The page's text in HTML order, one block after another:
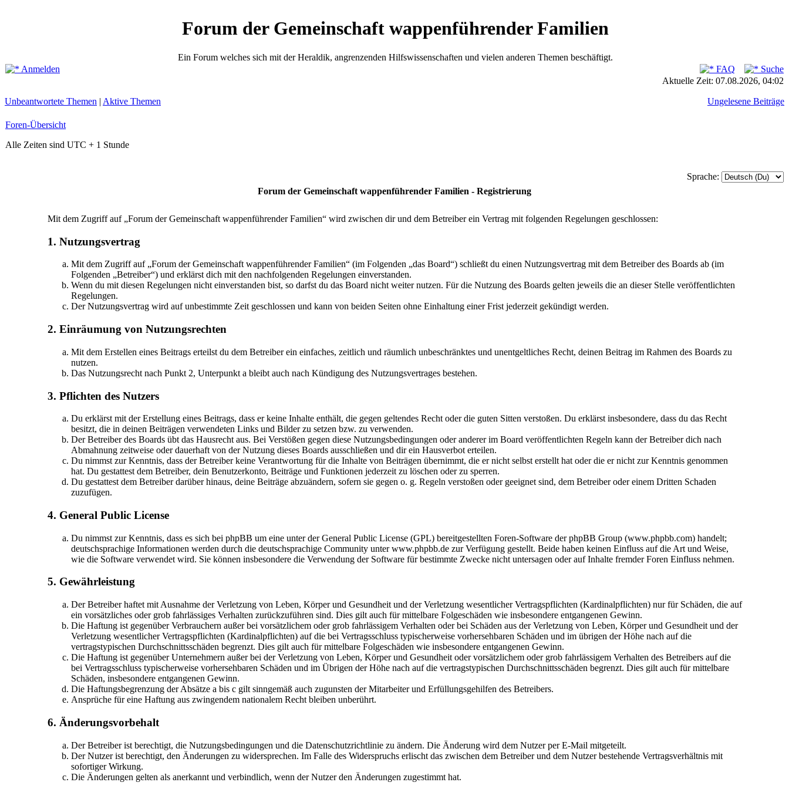
Forum der Gemeinschaft wappenführender Familien
Ein Forum welches sich mit der Heraldik, angrenzenden Hilfswissenschaften und vielen anderen Themen beschäftigt.
Anmelden
FAQ
Suche
Aktuelle Zeit: 07.08.2026, 04:02
Unbeantwortete Themen | Aktive Themen Ungelesene Beiträge
Foren-Übersicht
Alle Zeiten sind UTC + 1 Stunde
Sprache:
Forum der Gemeinschaft wappenführender Familien - Registrierung
Mit dem Zugriff auf „Forum der Gemeinschaft wappenführender Familien“ wird zwischen dir und dem Betreiber ein Vertrag mit folgenden Regelungen geschlossen:
1. Nutzungsvertrag
Mit dem Zugriff auf „Forum der Gemeinschaft wappenführender Familien“ (im Folgenden „das Board“) schließt du einen Nutzungsvertrag mit dem Betreiber des Boards ab (im
Folgenden „Betreiber“) und erklärst dich mit den nachfolgenden Regelungen einverstanden.
Wenn du mit diesen Regelungen nicht einverstanden bist, so darfst du das Board nicht weiter nutzen. Für die Nutzung des Boards gelten jeweils die an dieser Stelle veröffentlichten
Regelungen.
Der Nutzungsvertrag wird auf unbestimmte Zeit geschlossen und kann von beiden Seiten ohne Einhaltung einer Frist jederzeit gekündigt werden.
2. Einräumung von Nutzungsrechten
Mit dem Erstellen eines Beitrags erteilst du dem Betreiber ein einfaches, zeitlich und räumlich unbeschränktes und unentgeltliches Recht, deinen Beitrag im Rahmen des Boards zu
nutzen.
Das Nutzungsrecht nach Punkt 2, Unterpunkt a bleibt auch nach Kündigung des Nutzungsvertrages bestehen.
3. Pflichten des Nutzers
Du erklärst mit der Erstellung eines Beitrags, dass er keine Inhalte enthält, die gegen geltendes Recht oder die guten Sitten verstoßen. Du erklärst insbesondere, dass du das Recht
besitzt, die in deinen Beiträgen verwendeten Links und Bilder zu setzen bzw. zu verwenden.
Der Betreiber des Boards übt das Hausrecht aus. Bei Verstößen gegen diese Nutzungsbedingungen oder anderer im Board veröffentlichten Regeln kann der Betreiber dich nach
Abmahnung zeitweise oder dauerhaft von der Nutzung dieses Boards ausschließen und dir ein Hausverbot erteilen.
Du nimmst zur Kenntnis, dass der Betreiber keine Verantwortung für die Inhalte von Beiträgen übernimmt, die er nicht selbst erstellt hat oder die er nicht zur Kenntnis genommen
hat. Du gestattest dem Betreiber, dein Benutzerkonto, Beiträge und Funktionen jederzeit zu löschen oder zu sperren.
Du gestattest dem Betreiber darüber hinaus, deine Beiträge abzuändern, sofern sie gegen o. g. Regeln verstoßen oder geeignet sind, dem Betreiber oder einem Dritten Schaden
zuzufügen.
4. General Public License
Du nimmst zur Kenntnis, dass es sich bei phpBB um eine unter der General Public License (GPL) bereitgestellten Foren-Software der phpBB Group (www.phpbb.com) handelt;
deutschsprachige Informationen werden durch die deutschsprachige Community unter www.phpbb.de zur Verfügung gestellt. Beide haben keinen Einfluss auf die Art und Weise,
wie die Software verwendet wird. Sie können insbesondere die Verwendung der Software für bestimmte Zwecke nicht untersagen oder auf Inhalte fremder Foren Einfluss nehmen.
5. Gewährleistung
Der Betreiber haftet mit Ausnahme der Verletzung von Leben, Körper und Gesundheit und der Verletzung wesentlicher Vertragspflichten (Kardinalpflichten) nur für Schäden, die auf
ein vorsätzliches oder grob fahrlässiges Verhalten zurückzuführen sind. Dies gilt auch für mittelbare Folgeschäden wie insbesondere entgangenen Gewinn.
Die Haftung ist gegenüber Verbrauchern außer bei vorsätzlichem oder grob fahrlässigem Verhalten oder bei Schäden aus der Verletzung von Leben, Körper und Gesundheit und der
Verletzung wesentlicher Vertragspflichten (Kardinalpflichten) auf die bei Vertragsschluss typischerweise vorhersehbaren Schäden und im übrigen der Höhe nach auf die
vertragstypischen Durchschnittsschäden begrenzt. Dies gilt auch für mittelbare Folgeschäden wie insbesondere entgangenen Gewinn.
Die Haftung ist gegenüber Unternehmern außer bei der Verletzung von Leben, Körper und Gesundheit oder vorsätzlichem oder grob fahrlässigem Verhalten des Betreibers auf die
bei Vertragsschluss typischerweise vorhersehbaren Schäden und im Übrigen der Höhe nach auf die vertragstypischen Durchschnittsschäden begrenzt. Dies gilt auch für mittelbare
Schäden, insbesondere entgangenen Gewinn.
Die Haftungsbegrenzung der Absätze a bis c gilt sinngemäß auch zugunsten der Mitarbeiter und Erfüllungsgehilfen des Betreibers.
Ansprüche für eine Haftung aus zwingendem nationalem Recht bleiben unberührt.
6. Änderungsvorbehalt
Der Betreiber ist berechtigt, die Nutzungsbedingungen und die Datenschutzrichtlinie zu ändern. Die Änderung wird dem Nutzer per E-Mail mitgeteilt.
Der Nutzer ist berechtigt, den Änderungen zu widersprechen. Im Falle des Widerspruchs erlischt das zwischen dem Betreiber und dem Nutzer bestehende Vertragsverhältnis mit
sofortiger Wirkung.
Die Änderungen gelten als anerkannt und verbindlich, wenn der Nutzer den Änderungen zugestimmt hat.